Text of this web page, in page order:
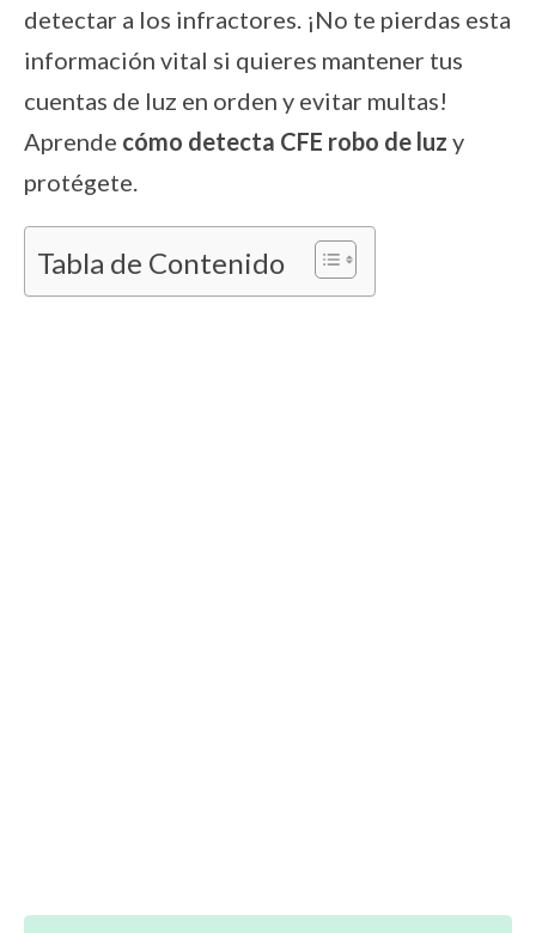
detectar a los infractores. ¡No te pierdas esta
información vital si quieres mantener tus
cuentas de luz en orden y evitar multas!
Aprende cómo detecta CFE robo de luz y
protégete.
Tabla de Contenido